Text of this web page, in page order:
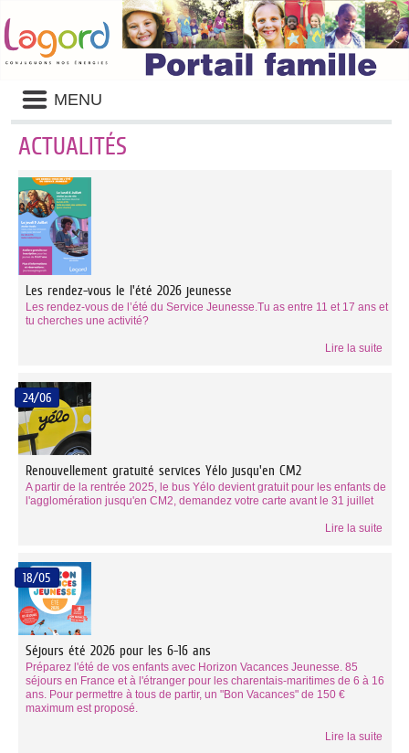
Liste
des
avertissements
MENU
ACTUALITÉS
catégories
d'actualité
Les rendez-vous le l'été 2026 jeunesse
Les rendez-vous de l’été du Service Jeunesse.Tu as entre 11 et 17 ans et
tu cherches une activité?
Lire la suite
24/06
Renouvellement gratuité services Yélo jusqu'en CM2
A partir de la rentrée 2025, le bus Yélo devient gratuit pour les enfants de
l'agglomération jusqu'en CM2, demandez votre carte avant le 31 juillet
Lire la suite
18/05
Séjours été 2026 pour les 6-16 ans
Préparez l'été de vos enfants avec Horizon Vacances Jeunesse. 85
séjours en France et à l'étranger pour les charentais-maritimes de 6 à 16
ans. Pour permettre à tous de partir, un "Bon Vacances" de 150 €
maximum est proposé.
Lire la suite